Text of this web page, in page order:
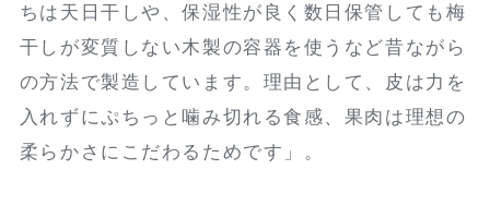
ちは天日干しや、保湿性が良く数日保管しても梅
干しが変質しない木製の容器を使うなど昔ながら
の方法で製造しています。理由として、皮は力を
入れずにぷちっと噛み切れる食感、果肉は理想の
柔らかさにこだわるためです」。